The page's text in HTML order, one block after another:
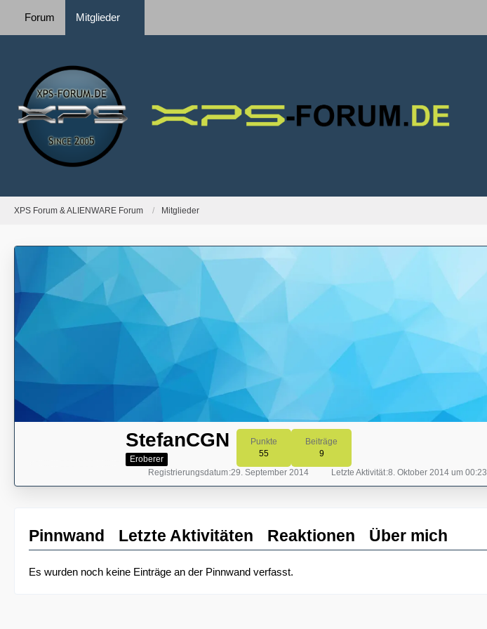
Forum Mitglieder
XPS Forum & ALIENWARE Forum Mitglieder
StefanCGN
Eroberer
Punkte
55
Beiträge
9
Registrierungsdatum 29. September 2014 Letzte Aktivität 8. Oktober 2014 um 00:23
Pinnwand Letzte Aktivitäten Reaktionen Über mich
Es wurden noch keine Einträge an der Pinnwand verfasst.